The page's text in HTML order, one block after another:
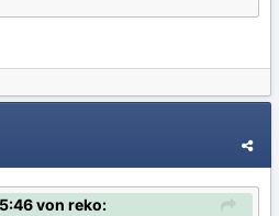
von reko: